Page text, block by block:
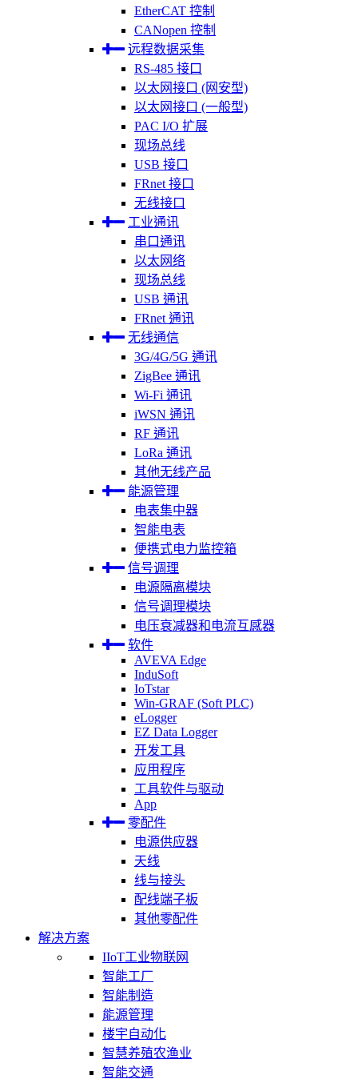
EtherCAT 控制
CANopen 控制
远程数据采集
RS-485 接口
以太网接口 (网安型)
以太网接口 (一般型)
PAC I/O 扩展
现场总线
USB 接口
FRnet 接口
无线接口
工业通讯
串口通讯
以太网络
现场总线
USB 通讯
FRnet 通讯
无线通信
3G/4G/5G 通讯
ZigBee 通讯
Wi-Fi 通讯
iWSN 通讯
RF 通讯
LoRa 通讯
其他无线产品
能源管理
电表集中器
智能电表
便携式电力监控箱
信号调理
电源隔离模块
信号调理模块
电压衰减器和电流互感器
软件
AVEVA Edge
InduSoft
IoTstar
Win-GRAF (Soft PLC)
eLogger
EZ Data Logger
开发工具
应用程序
工具软件与驱动
App
零配件
电源供应器
天线
线与接头
配线端子板
其他零配件
解决方案
IIoT工业物联网
智能工厂
智能制造
能源管理
楼宇自动化
智慧养殖农渔业
智能交通